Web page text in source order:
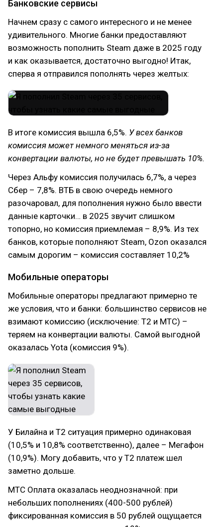
Банковские сервисы
Начнем сразу с самого интересного и не менее
удивительного. Многие банки предоставляют
возможность пополнить Steam даже в 2025 году
и как оказывается, достаточно выгодно! Итак,
сперва я отправился пополнять через желтых:
В итоге комиссия вышла 6,5%. У всех банков
комиссия может немного меняться из-за
конвертации валюты, но не будет превышать 10%.
Через Альфу комиссия получилась 6,7%, а через
Сбер – 7,8%. ВТБ в свою очередь немного
разочаровал, для пополнения нужно было ввести
данные карточки… в 2025 звучит слишком
топорно, но комиссия приемлемая – 8,9%. Из тех
банков, которые пополняют Steam, Ozon оказался
самым дорогим – комиссия составляет 10,2%
Мобильные операторы
Мобильные операторы предлагают примерно те
же условия, что и банки: большинство сервисов не
взимают комиссию (исключение: Т2 и МТС) –
теряем на конвертации валюты. Самой выгодной
оказалась Yota (комиссия 9%).
У Билайна и Т2 ситуация примерно одинаковая
(10,5% и 10,8% соответственно), далее – Мегафон
(10,9%). Могу добавить, что у Т2 платеж шел
заметно дольше.
МТС Оплата оказалась неоднозначной: при
небольших пополнениях (400-500 рублей)
фиксированная комиссия в 50 рублей ощущается